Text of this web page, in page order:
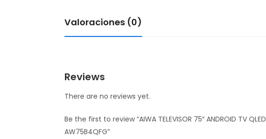
Valoraciones (0)
Reviews
There are no reviews yet.
Be the first to review “AIWA TELEVISOR 75″ ANDROID TV QLED
AW75B4QFG”